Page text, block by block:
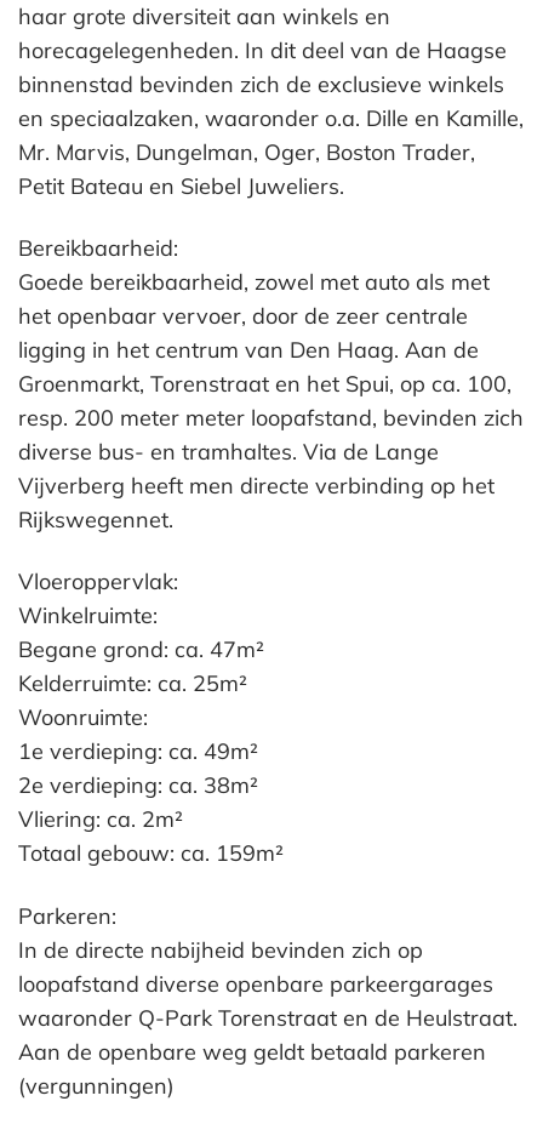
haar grote diversiteit aan winkels en
horecagelegenheden. In dit deel van de Haagse
binnenstad bevinden zich de exclusieve winkels
en speciaalzaken, waaronder o.a. Dille en Kamille,
Mr. Marvis, Dungelman, Oger, Boston Trader,
Petit Bateau en Siebel Juweliers.
Bereikbaarheid:
Goede bereikbaarheid, zowel met auto als met
het openbaar vervoer, door de zeer centrale
ligging in het centrum van Den Haag. Aan de
Groenmarkt, Torenstraat en het Spui, op ca. 100,
resp. 200 meter meter loopafstand, bevinden zich
diverse bus- en tramhaltes. Via de Lange
Vijverberg heeft men directe verbinding op het
Rijkswegennet.
Vloeroppervlak:
Winkelruimte:
Begane grond: ca. 47m²
Kelderruimte: ca. 25m²
Woonruimte:
1e verdieping: ca. 49m²
2e verdieping: ca. 38m²
Vliering: ca. 2m²
Totaal gebouw: ca. 159m²
Parkeren:
In de directe nabijheid bevinden zich op
loopafstand diverse openbare parkeergarages
waaronder Q-Park Torenstraat en de Heulstraat.
Aan de openbare weg geldt betaald parkeren
(vergunningen)